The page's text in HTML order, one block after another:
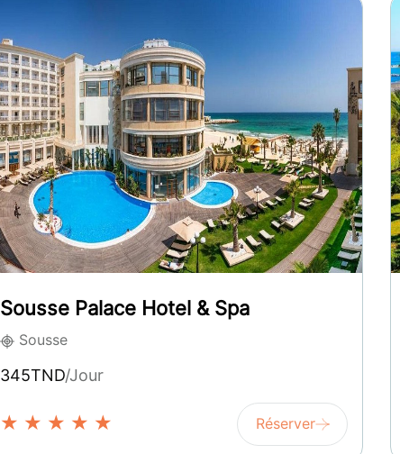
Sousse Palace Hotel & Spa
Sousse
345TND/Jour
★ ★ ★ ★ ★ Réserver